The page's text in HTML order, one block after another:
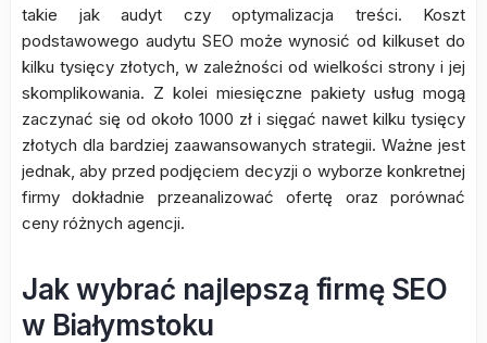
takie jak audyt czy optymalizacja treści. Koszt
podstawowego audytu SEO może wynosić od kilkuset do
kilku tysięcy złotych, w zależności od wielkości strony i jej
skomplikowania. Z kolei miesięczne pakiety usług mogą
zaczynać się od około 1000 zł i sięgać nawet kilku tysięcy
złotych dla bardziej zaawansowanych strategii. Ważne jest
jednak, aby przed podjęciem decyzji o wyborze konkretnej
firmy dokładnie przeanalizować ofertę oraz porównać
ceny różnych agencji.
Jak wybrać najlepszą firmę SEO
w Białymstoku